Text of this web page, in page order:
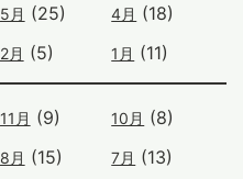
5月 (25) 4月 (18)
2月 (5) 1月 (11)
11月 (9) 10月 (8)
8月 (15) 7月 (13)